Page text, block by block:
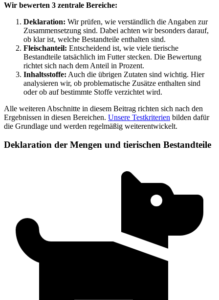
Wir bewerten 3 zentrale Bereiche:
Deklaration: Wir prüfen, wie verständlich die Angaben zur
Zusammensetzung sind. Dabei achten wir besonders darauf,
ob klar ist, welche Bestandteile enthalten sind.
Fleischanteil: Entscheidend ist, wie viele tierische
Bestandteile tatsächlich im Futter stecken. Die Bewertung
richtet sich nach dem Anteil in Prozent.
Inhaltsstoffe: Auch die übrigen Zutaten sind wichtig. Hier
analysieren wir, ob problematische Zusätze enthalten sind
oder ob auf bestimmte Stoffe verzichtet wird.
Alle weiteren Abschnitte in diesem Beitrag richten sich nach den
Ergebnissen in diesen Bereichen. Unsere Testkriterien bilden dafür
die Grundlage und werden regelmäßig weiterentwickelt.
Deklaration der Mengen und tierischen Bestandteile